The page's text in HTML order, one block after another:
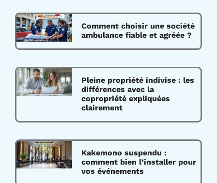
Comment choisir une société
ambulance fiable et agréée ?
Pleine propriété indivise : les
différences avec la
copropriété expliquées
clairement
Kakemono suspendu :
comment bien l’installer pour
vos événements